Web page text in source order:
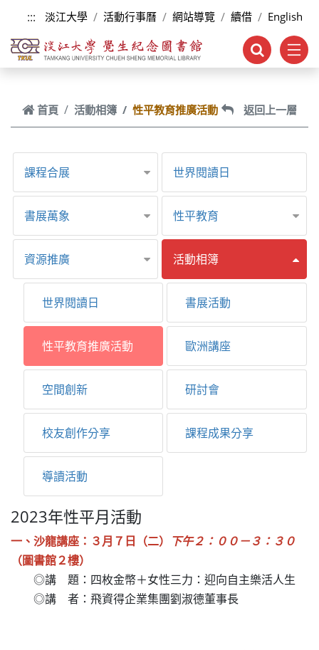
跳到主要內容
::: 淡江大學 活動行事曆 網站導覽 續借 English
首頁 活動相簿 性平教育推廣活動 返回上一層
課程合展 世界閱讀日
書展萬象 性平教育
資源推廣 活動相簿
世界閱讀日 書展活動
性平教育推廣活動 歐洲講座
空間創新 研討會
校友創作分享 課程成果分享
導讀活動
2023年性平月活動
一、沙龍講座：３月７日（二）
下午２：００－３：３０
（圖書館２樓）
◎講 題：四枚金幣＋女性三力：迎向自主樂活人生
◎講 者：飛資得企業集團劉淑德董事長